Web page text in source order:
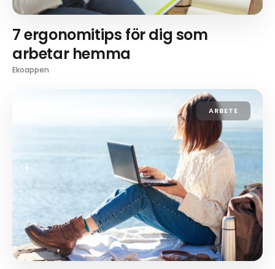
7 ergonomitips för dig som
arbetar hemma
Ekoappen
ARBETE